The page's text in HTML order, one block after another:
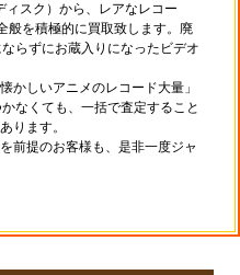
スク）から、レアなレコー
般を積極的に買取致します。廃
らずにお蔵入りになったビデオ
かしいアニメのレコード大量」
なくても、一括で査定すること
ります。
前提のお客様も、是非一度ジャ